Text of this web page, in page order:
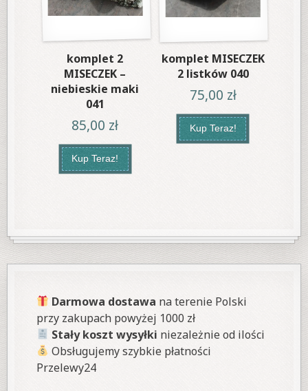
komplet 2
MISECZEK –
niebieskie maki
041
85,00 zł
Kup Teraz!
komplet MISECZEK
2 listków 040
75,00 zł
Kup Teraz!
Darmowa dostawa na terenie Polski
przy zakupach powyżej 1000 zł
Stały koszt wysyłki niezależnie od ilości
Obsługujemy szybkie płatności
Przelewy24